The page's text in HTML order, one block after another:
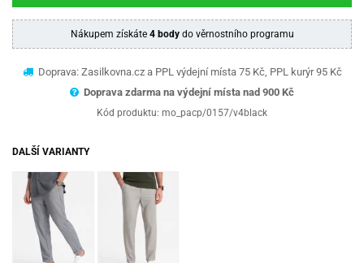
Nákupem získáte 4 bodydo věrnostního programu
Doprava: Zasilkovna.cz a PPL výdejní místa 75 Kč, PPL kurýr 95 Kč
Doprava zdarma na výdejní místa nad 900 Kč
Kód produktu: mo_pacp/0157/v4black
DALŠÍ VARIANTY